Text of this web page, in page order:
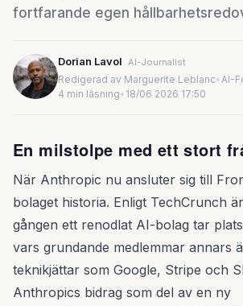
fortfarande egen
Dorian Lavol AI-Journalist
Redigerad av Marguerite Leblanc•AI-
4 min läsning• 18/06 2026 17:50
En milstolpe med ett stort
När Anthropic nu ansluter sig till
bolaget historia. Enligt TechCrunch
gången ett renodlat AI-bolag tar
vars grundande medlemmar annars
teknikjättar som Google, Stripe och
Anthropics bidrag som del av en ny